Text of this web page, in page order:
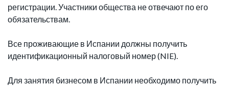
регистрации. Участники общества не отвечают по его
обязательствам.
Все проживающие в Испании должны получить
идентификационный налоговый номер (NIE).
Для занятия бизнесом в Испании необходимо получить